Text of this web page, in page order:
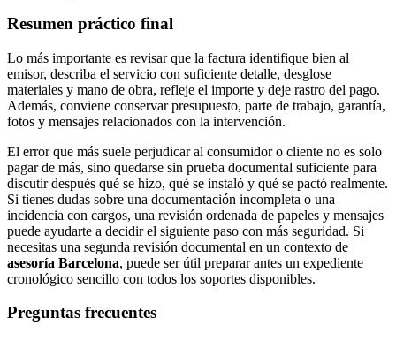
Resumen práctico final
Lo más importante es revisar que la factura identifique bien al
emisor, describa el servicio con suficiente detalle, desglose
materiales y mano de obra, refleje el importe y deje rastro del pago.
Además, conviene conservar presupuesto, parte de trabajo, garantía,
fotos y mensajes relacionados con la intervención.
El error que más suele perjudicar al consumidor o cliente no es solo
pagar de más, sino quedarse sin prueba documental suficiente para
discutir después qué se hizo, qué se instaló y qué se pactó realmente.
Si tienes dudas sobre una documentación incompleta o una
incidencia con cargos, una revisión ordenada de papeles y mensajes
puede ayudarte a decidir el siguiente paso con más seguridad. Si
necesitas una segunda revisión documental en un contexto de
asesoría Barcelona, puede ser útil preparar antes un expediente
cronológico sencillo con todos los soportes disponibles.
Preguntas frecuentes